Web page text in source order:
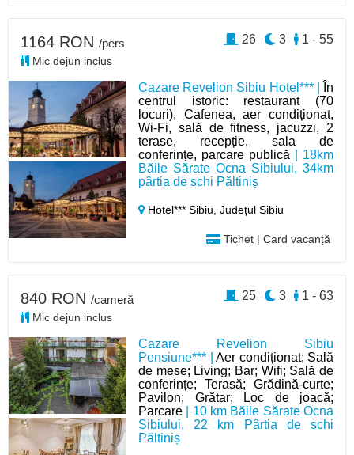
Cazare Revelion Sibiu Hotel*** |
În
centrul istoric: restaurant (70
locuri), Cafenea, aer condiționat,
Wi-Fi, sală de fitness, jacuzzi, 2
terase, recepție, sala de
conferințe, parcare publică | 18km
Băile Sărate Ocna Sibiului, 34km
pârtia de schi Păltiniș
Hotel*** Sibiu,Județul Sibiu
Tichet | Card vacanță
1164 RON /pers
Mic dejun inclus
1 - 55
3
26
Cazare Revelion Sibiu
Pensiune*** |Aer condiționat; Sală
de mese; Living; Bar; Wifi; Sală de
conferințe; Terasă; Grădină-curte;
Pavilon; Grătar; Loc de joacă;
Parcare | 10 km Băile Sărate Ocna
Sibiului, 22 km Pârtia de schi
Păltiniș
840 RON /cameră
Mic dejun inclus
1 - 63
3
25